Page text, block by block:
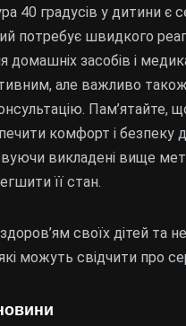
40 градусів у дитини є
потребує швидкого
домашніх засобів і
але важливо
Пам’ятайте,
комфорт і безпеку
викладені вище
її стан.
своїх дітей та
можуть свідчити про